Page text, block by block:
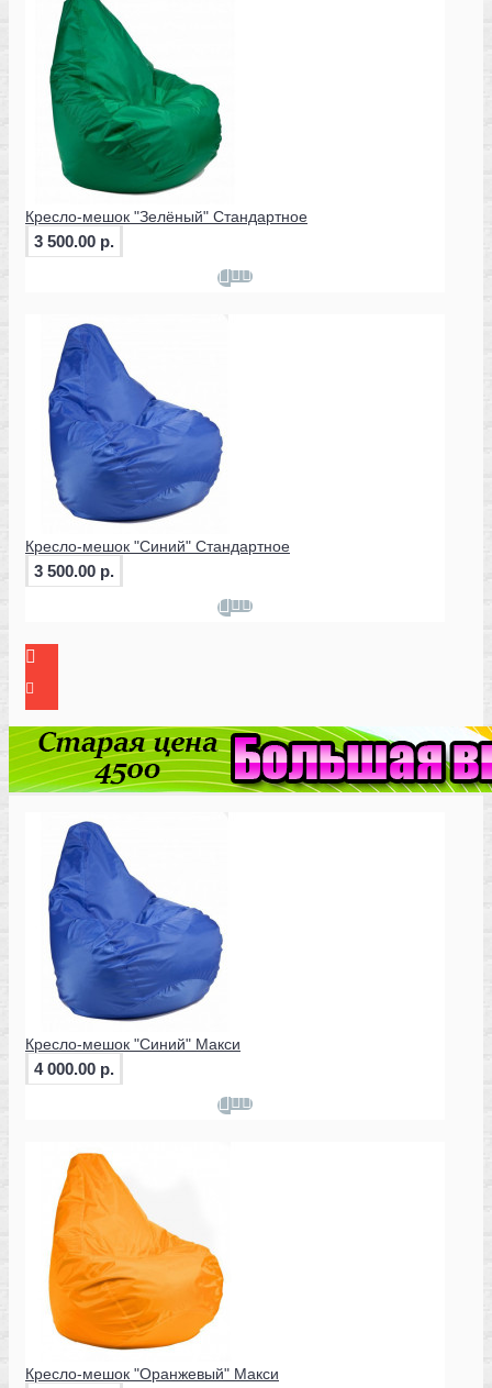
Кресло-мешок "Зелёный" Стандартное
3 500.00 р.
Кресло-мешок "Синий" Стандартное
3 500.00 р.
Кресло-мешок "Синий" Макси
4 000.00 р.
Кресло-мешок "Оранжевый" Макси